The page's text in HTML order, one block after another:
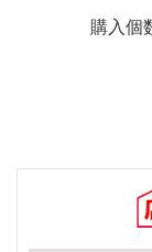
購入個